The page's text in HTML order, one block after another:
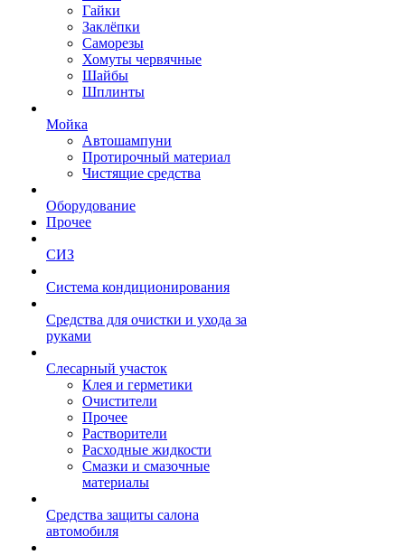
Гайки
Заклёпки
Саморезы
Хомуты червячные
Шайбы
Шплинты
Мойка
Автошампуни
Протирочный материал
Чистящие средства
Оборудование
Прочее
СИЗ
Система кондиционирования
Средства для очистки и ухода за
руками
Слесарный участок
Клея и герметики
Очистители
Прочее
Растворители
Расходные жидкости
Смазки и смазочные
материалы
Средства защиты салона
автомобиля